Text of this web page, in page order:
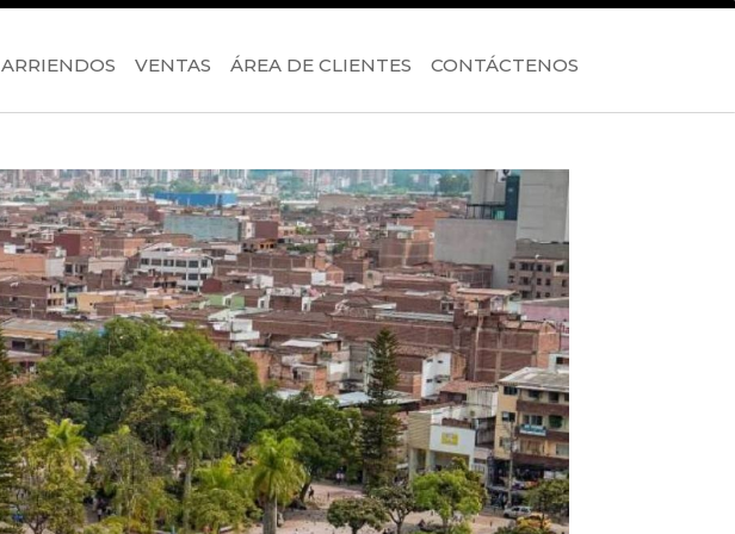
ARRIENDOS VENTAS ÁREA DE CLIENTES CONTÁCTENOS